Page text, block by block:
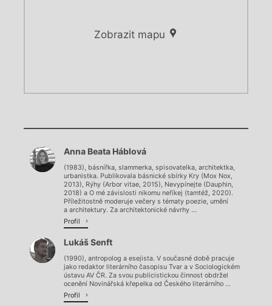
Zobrazit mapu
Načítá se.
Chviličku.
Načítá se.
Anna Beata Háblová
(1983), básnířka, slammerka, spisovatelka, architektka,
urbanistka. Publikovala básnické sbírky Kry (Mox Nox,
2013), Rýhy (Arbor vitae, 2015), Nevypínejte (Dauphin,
2018) a O mé závislosti nikomu neříkej (tamtéž, 2020).
Příležitostně moderuje večery s tématy poezie, umění
a architektury. Za architektonické návrhy ...
Profil
Lukáš Senft
(1990), antropolog a esejista. V současné době pracuje
jako redaktor literárního časopisu Tvar a v Sociologickém
ústavu AV ČR. Za svou publicistickou činnost obdržel
ocenění Novinářská křepelka od Českého literárního ...
Profil